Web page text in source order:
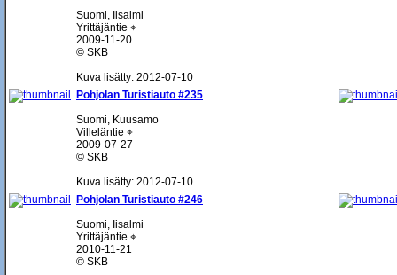
Suomi, Iisalmi
Yrittäjäntie ⌖
2009-11-20
© SKB
Kuva lisätty: 2012-07-10
Pohjolan Turistiauto #235
Suomi, Kuusamo
Villeläntie ⌖
2009-07-27
© SKB
Kuva lisätty: 2012-07-10
Pohjolan Turistiauto #246
Suomi, Iisalmi
Yrittäjäntie ⌖
2010-11-21
© SKB